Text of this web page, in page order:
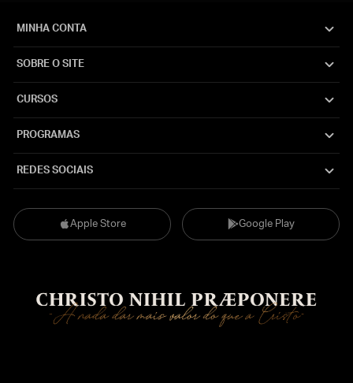
Apple Store Google Play
MINHA CONTA
SOBRE O SITE
CURSOS
PROGRAMAS
REDES SOCIAIS